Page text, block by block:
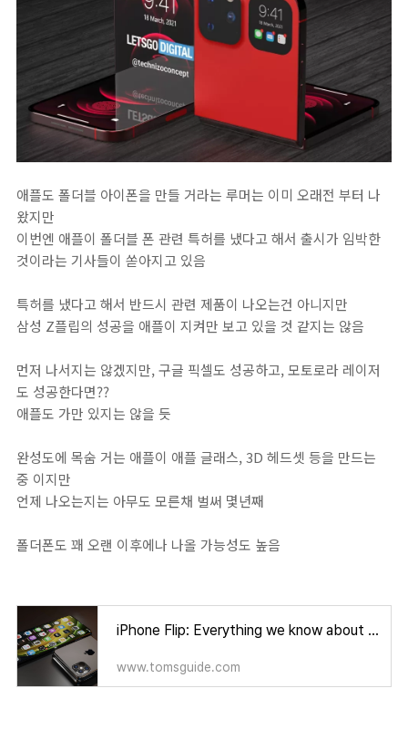
애플도 폴더블 아이폰을 만들 거라는 루머는 이미 오래전 부터 나
왔지만
이번엔 애플이 폴더블 폰 관련 특허를 냈다고 해서 출시가 임박한
것이라는 기사들이 쏟아지고 있음
특허를 냈다고 해서 반드시 관련 제품이 나오는건 아니지만
삼성 Z플립의 성공을 애플이 지켜만 보고 있을 것 같지는 않음
먼저 나서지는 않겠지만, 구글 픽셀도 성공하고, 모토로라 레이저
도 성공한다면??
애플도 가만 있지는 않을 듯
완성도에 목숨 거는 애플이 애플 글래스, 3D 헤드셋 등을 만드는
중 이지만
언제 나오는지는 아무도 모른채 벌써 몇년째
폴더폰도 꽤 오랜 이후에나 나올 가능성도 높음
iPhone Flip: Everything we know about Apple's foldable phone plans
www.tomsguide.com